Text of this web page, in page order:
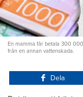
En mamma får betala 300
från en annan vattenskada.
Dela